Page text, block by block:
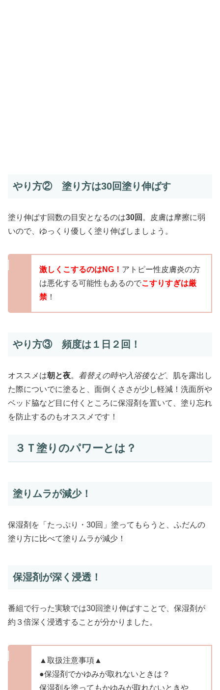
やり方② 塗り方は30回塗り伸ばす
塗り伸ばす回数の目安となるのは30回 。皮膚は摩擦に弱
いので、ゆっくり優しく塗り伸ばしましょう。
激しくこするのはNG！ アトピー性皮膚炎の方
は悪化する可能性もあるのでこすりすぎは厳
禁！
やり方③ 頻度は１日２回！
オススメは朝と夜。 着替えの時や入浴後など、肌を露出し
た際についでに塗ると、面倒くささが少し軽減！洗面所や
ベッド脇など目に付くところに保湿剤を置いて、塗り忘れ
を防止するのもオススメです！
３Ｔ塗りのパワーとは？
塗りムラが減少！
保湿剤を「たっぷり・30回」塗ってもらうと、ふだんの
塗り方に比べて塗りムラが減少！
保湿剤が深く浸透！
番組で行った実験では30回塗り伸ばすことで、保湿剤が
約３倍深く浸透することが分かりました。
▲取扱注意事項▲
●保湿剤でかゆみが取れないときは？
保湿剤を塗ってもかゆみが取れないときや、